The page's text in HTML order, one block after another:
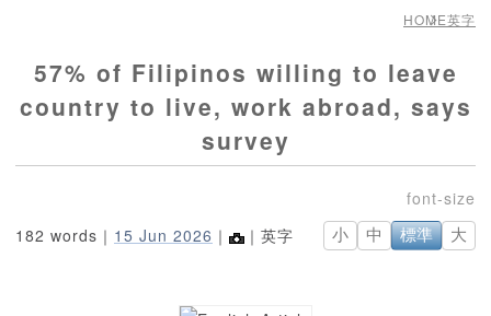
HOME英字
57% of Filipinos willing to leave
country to live, work abroad, says
survey
182 words｜ 15 Jun 2026 ｜ ｜英字 小 中 標準 大